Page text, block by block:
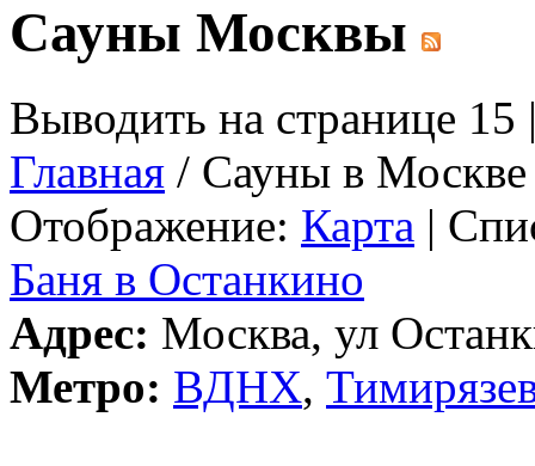
Сауны Москвы
Выводить на странице
Главная / Сауны в Москве
Отображение: Карта |
Баня в Останкино
Адрес: Москва, ул
Метро: ВДНХ,